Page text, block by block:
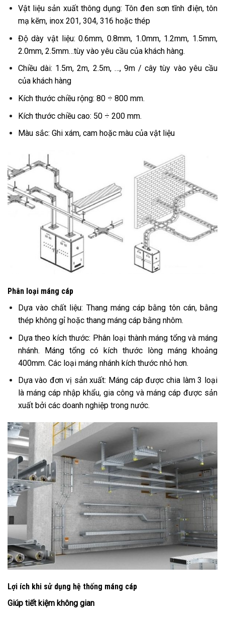
Vật liệu sản xuất thông dụng: Tôn đen sơn tĩnh điện, tôn
mạ kẽm, inox 201, 304, 316 hoặc thép
Độ dày vật liệu: 0.6mm, 0.8mm, 1.0mm, 1.2mm, 1.5mm,
2.0mm, 2.5mm…tùy vào yêu cầu của khách hàng.
Chiều dài: 1.5m, 2m, 2.5m, …, 9m / cây tùy vào yêu cầu
của khách hàng
Kích thước chiều rộng: 80 ÷ 800 mm.
Kích thước chiều cao: 50 ÷ 200 mm.
Màu sắc: Ghi xám, cam hoặc màu của vật liệu
Phân loại máng cáp
Dựa vào chất liệu: Thang máng cáp bằng tôn cán, bằng
thép không gỉ hoặc thang máng cáp bằng nhôm.
Dựa theo kích thước: Phân loại thành máng tổng và máng
nhánh. Máng tổng có kích thước lòng máng khoảng
400mm. Các loại máng nhánh kích thước nhỏ hơn.
Dựa vào đơn vị sản xuất: Máng cáp được chia làm 3 loại
là máng cáp nhập khẩu, gia công và máng cáp được sản
xuất bởi các doanh nghiệp trong nước.
Lợi ích khi sử dụng hệ thống máng cáp
Giúp tiết kiệm không gian